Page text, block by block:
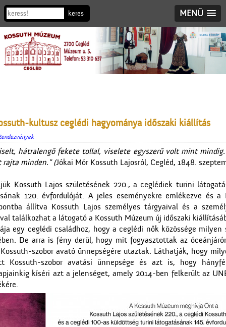
MENÜ
kultusz ceglédi hagyománya időszaki kiállítás
hátralengő fekete tollal, viselete egyszerű volt mint
rajta minden." (Jókai Mór Kossuth Lajosról, Cegléd, 1848.
Kossuth Lajos születésének 220., a ceglédiek turini
120. évfordulóját. A jeles eseményekre emlékezve és a
állítva Kossuth Lajos személyes tárgyaival és a
találkozhat a látogató a Kossuth Múzeum új időszaki
egy ceglédi családhoz, hogy a ceglédi nők közössége
De arra is fény derül, hogy mit fogyasztottak az
szobor avató ünnepségére utaztak. Láthatják, hogy
Kossuth-szobor avatási ünnepsége és azt is, hogy
kíséri azt a jelenséget, amely 2014-ben felkerült az